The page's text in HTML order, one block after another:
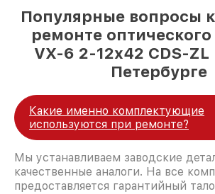
Популярные вопросы
ремонте
VX-6 2-12x42 CDS-ZL
Петербурге
Какие именно комплектующие
используются при ремонте?
Мы устанавливаем заводские
качественные аналоги. На все
предоставляется гарантийный